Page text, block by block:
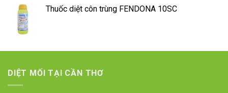
Thuốc diệt côn trùng FENDONA 10SC
DIỆT MỐI TẠI CẦN THƠ